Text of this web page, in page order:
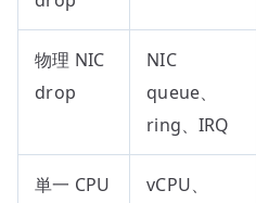
物理 NIC
drop
NIC
queue、
ring、IRQ
単一 CPU
vCPU、